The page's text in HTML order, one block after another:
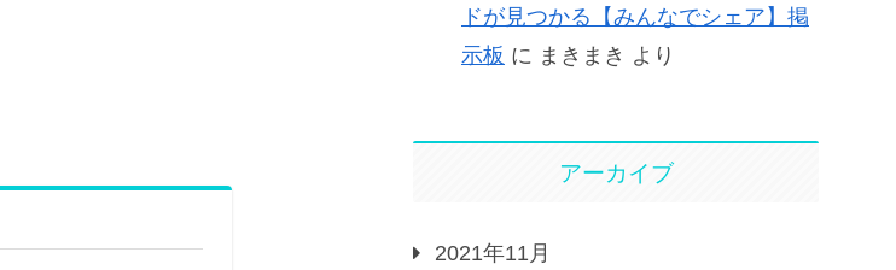
ドが見つかる【みんなでシェア】掲
示板 に まきまき より
アーカイブ
2021年11月